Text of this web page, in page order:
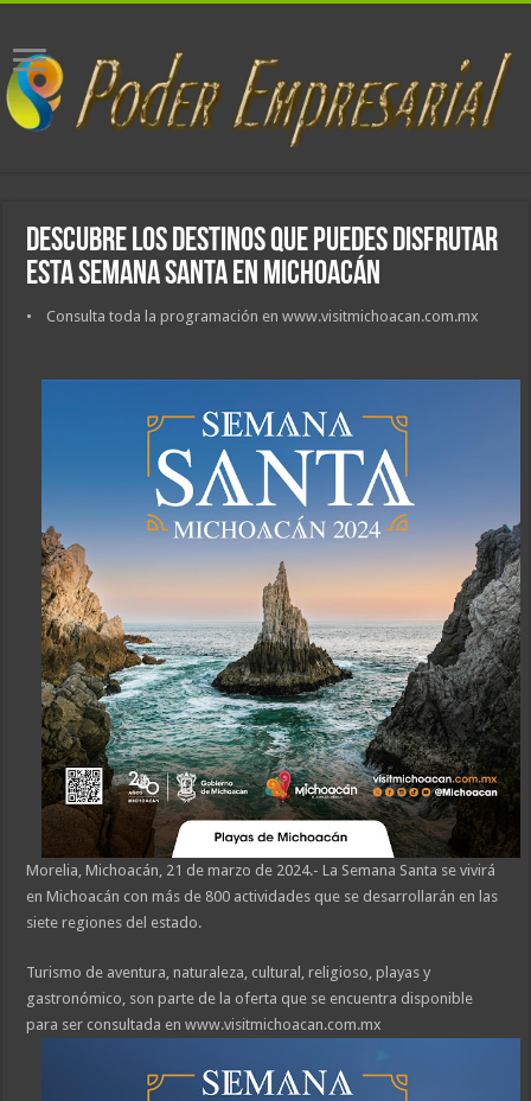
Descubre los destinos que puedes disfrutar
esta Semana Santa en Michoacán
• Consulta toda la programación en www.visitmichoacan.com.mx
Morelia, Michoacán, 21 de marzo de 2024.- La Semana Santa se vivirá
en Michoacán con más de 800 actividades que se desarrollarán en las
siete regiones del estado.
Turismo de aventura, naturaleza, cultural, religioso, playas y
gastronómico, son parte de la oferta que se encuentra disponible
para ser consultada en www.visitmichoacan.com.mx